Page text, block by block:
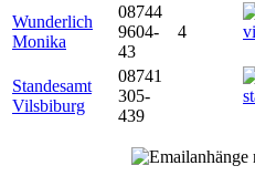
Wunderlich
Monika
08744
9604-
43
4
Standesamt
Vilsbiburg
08741
305-
439